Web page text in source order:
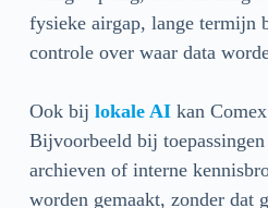
fysieke airgap, lange termijn
controle over waar data
Ook bij lokale AIkan Comex
Bijvoorbeeld bij
archieven of interne
worden gemaakt, zonder dat